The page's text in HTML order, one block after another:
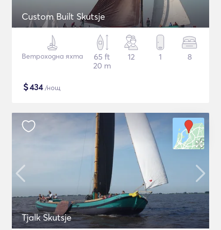
Custom Built Skutsje
Ветроходна яхта
65 ft
20 m
12 1 8
$434/нощ
Tjalk Skutsje